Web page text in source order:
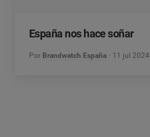
España nos hace soñar
Por Brandwatch España 11 jul 2024